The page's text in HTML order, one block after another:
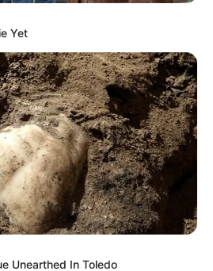
Yet
Unearthed In Toledo